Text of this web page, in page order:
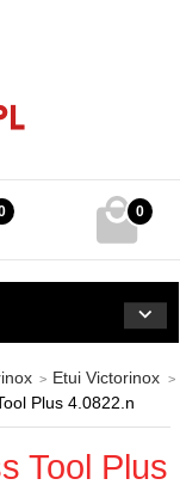
0
Etui Victorinox
Plus 4.0822.n
Tool Plus